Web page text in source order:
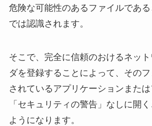
危険な可能性のあるファイルであ
では認識されます。
そこで、完全に信頼のおけるネッ
ダを登録することによって、その
されているアプリケーションまた
「セキュリティの警告」なしに開
ようになります。